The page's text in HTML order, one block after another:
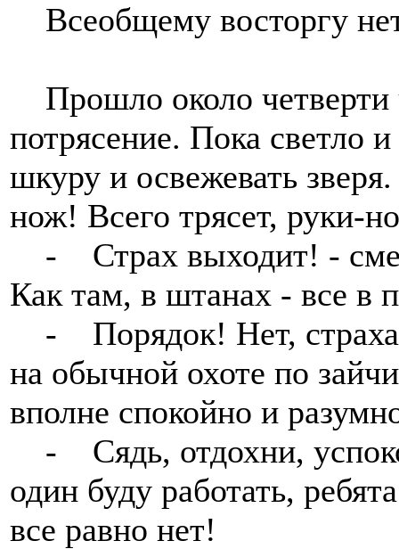
Всеобщему восторгу
Прошло около четверти
потрясение. Пока светло
шкуру и освежевать
нож! Всего трясет, руки-
- Страх выходит! -
Как там, в штанах - все в
- Порядок! Нет, страха
на обычной охоте по
вполне спокойно и
- Сядь, отдохни,
один буду работать,
все равно нет!